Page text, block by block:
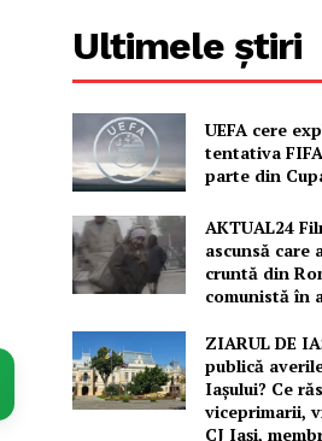
Ultimele știri
UEFA cere
tentativa
parte din
AKTUAL24
ascunsă care
cruntă din
comunistă în
ZIARUL DE
publică
Iașului? Ce
viceprimarii,
CJ Iași,